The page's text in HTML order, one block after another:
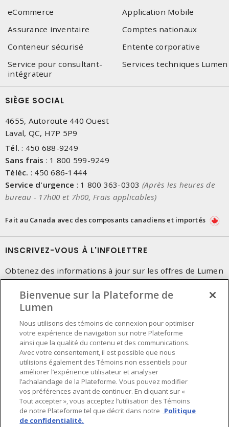
eCommerce
Application Mobile
Assurance inventaire
Comptes nationaux
Conteneur sécurisé
Entente corporative
Service pour consultant-
intégrateur
Services techniques Lumen
SIÈGE SOCIAL
4655, Autoroute 440 Ouest
Laval, QC, H7P 5P9
Tél. : 450 688-9249
Sans frais : 1 800 599-9249
Téléc. : 450 686-1444
Service d'urgence : 1 800 363-0303 (Après les heures de
bureau - 17h00 et 7h00, Frais applicables)
Fait au Canada avec des composants canadiens et importés
INSCRIVEZ-VOUS À L'INFOLETTRE
Obtenez des informations à jour sur les offres de Lumen
Préférences en matière de cookies
Bienvenue sur la Plateforme de
Lumen
Nous utilisons des témoins de connexion pour optimiser
votre expérience de navigation sur notre Plateforme
ainsi que la qualité du contenu et des communications.
Avec votre consentement, il est possible que nous
utilisions également des Témoins non essentiels pour
améliorer l’expérience utilisateur et analyser
l’achalandage de la Plateforme. Vous pouvez modifier
vos préférences avant de continuer. En cliquant sur «
Tout accepter », vous acceptez l’utilisation des Témoins
de notre Plateforme tel que décrit dans notre Politique
de confidentialité.